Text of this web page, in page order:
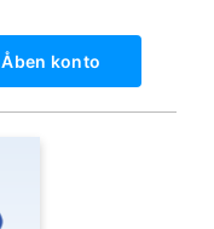
Åben konto